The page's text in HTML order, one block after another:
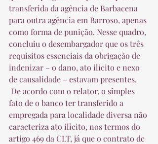
transferida da agência de Barbacena
para outra agência em Barroso, apenas
como forma de punição. Nesse quadro,
concluiu o desembargador que os três
requisitos essenciais da obrigação de
indenizar – o dano, ato ilícito e nexo
de causalidade – estavam presentes.
fato de o banco ter transferido a
empregada para localidade diversa não
caracteriza ato ilícito, nos termos do
artigo 469 da CLT, já que o contrato de